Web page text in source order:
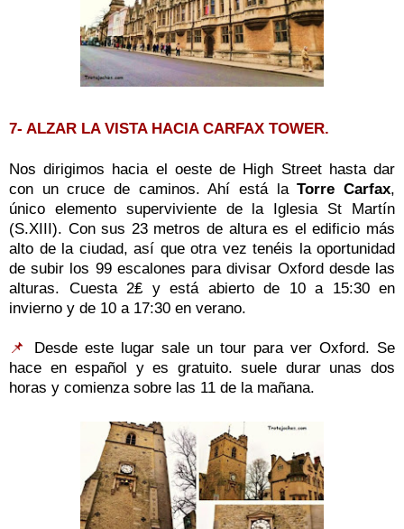
7- ALZAR LA VISTA HACIA CARFAX TOWER.
Nos dirigimos hacia el oeste de High Street hasta dar
con un cruce de caminos. Ahí está laTorre Carfax,
único elemento superviviente de la Iglesia St Martín
(S.XIII). Con sus 23 metros de altura es el edificio más
alto de la ciudad, así que otra vez tenéis la oportunidad
de subir los 99 escalones para divisar Oxford desde las
alturas. Cuesta 2₤ y está abierto de 10 a 15:30 en
invierno y de 10 a 17:30 en verano.
📌
Desde este lugar sale un tour para ver Oxford. Se
hace en español y es gratuito. suele durar unas dos
horas y comienza sobre las 11 de la mañana.